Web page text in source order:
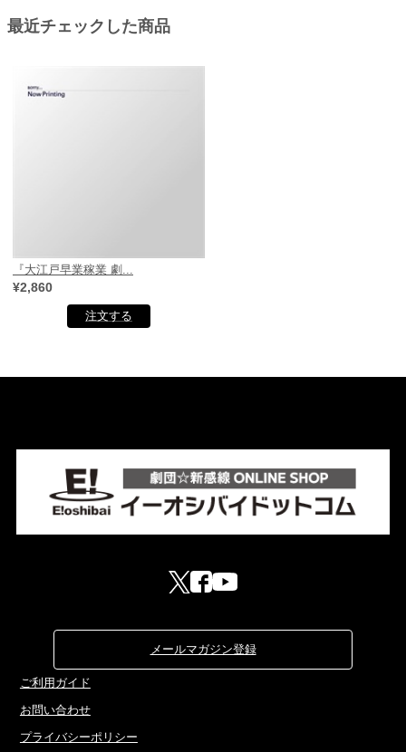
最近チェックした商品
『大江戸早業稼業 劇...
¥2,860
メールマガジン登録
ご利用ガイド
お問い合わせ
プライバシーポリシー